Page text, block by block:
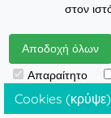
Cookies (κρύψε)
στον
Αποδοχή όλων
Απαραίτητο